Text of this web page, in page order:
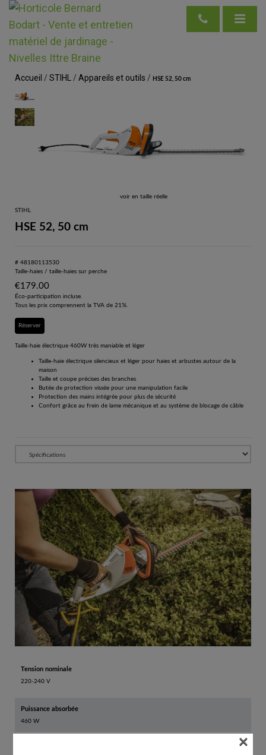
Accueil / STIHL / Appareils et outils / HSE 52, 50 cm
voir en taille réelle
STIHL
HSE 52, 50 cm
# 48180113530
Taille-haies / taille-haies sur perche
€179.00
Éco-participation incluse.
Tous les prix comprennent la TVA de 21%.
Réserver
Taille-haie électrique 460W très maniable et léger
Taille-haie électrique silencieux et léger pour haies et arbustes autour de la
maison
Taille et coupe précises des branches
Butée de protection vissée pour une manipulation facile
Protection des mains intégrée pour plus de sécurité
Confort grâce au frein de lame mécanique et au système de blocage de câble
Tension nominale
220-240 V
Puissance absorbée
460 W
×